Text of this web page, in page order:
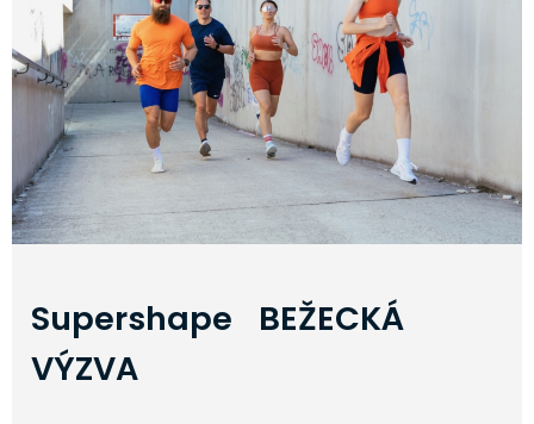
Supershape BEŽECKÁ
VÝZVA